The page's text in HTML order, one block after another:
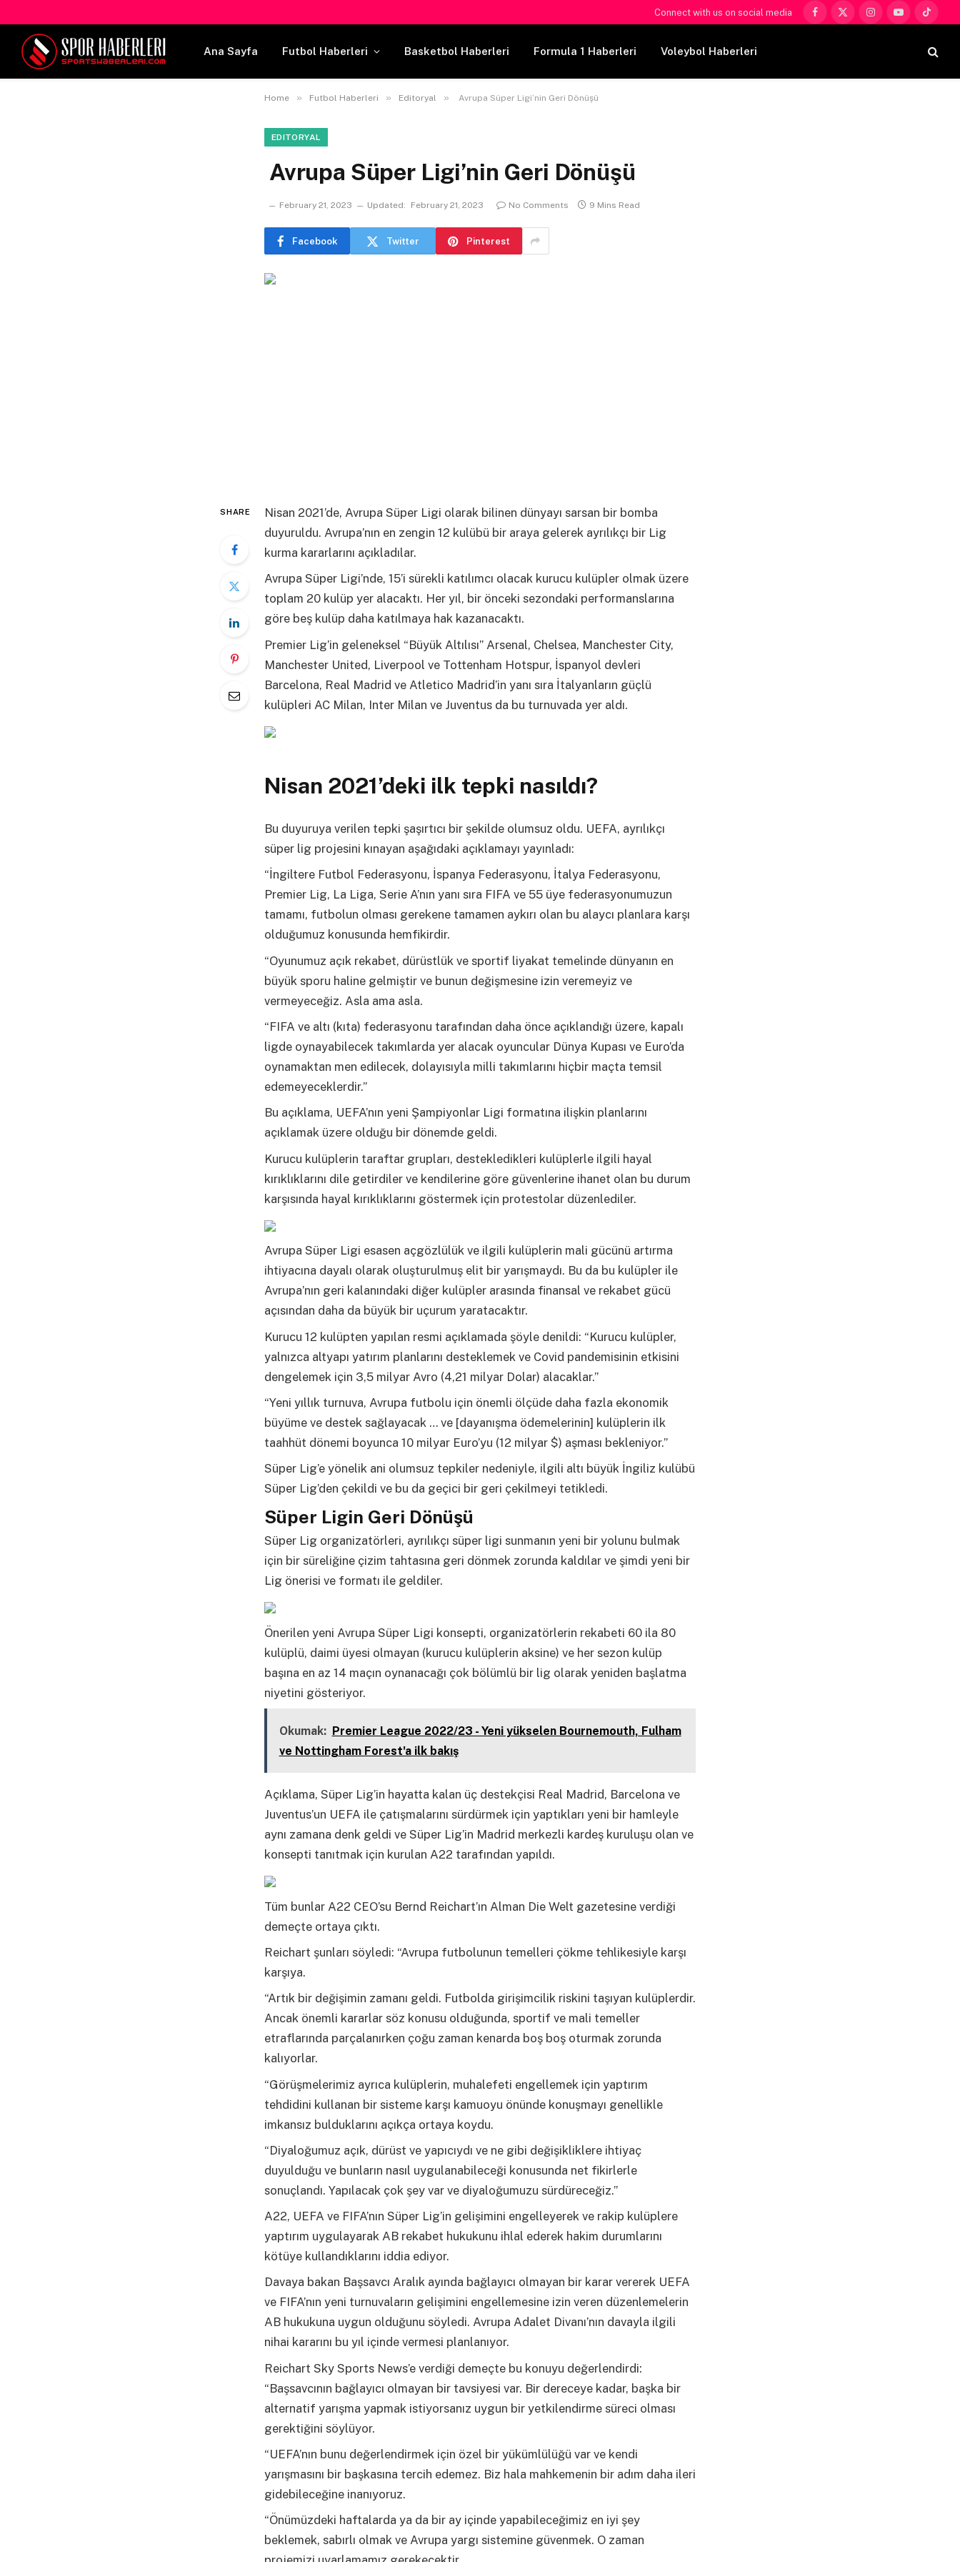
Connect with us on social media
Facebook
X
InstagramYouTubeTikTok
Ana Sayfa Futbol Haberleri Basketbol Haberleri Formula 1 Haberleri Voleybol Haberleri
Home » Futbol Haberleri » Editoryal » Avrupa Süper Ligi’nin Geri Dönüşü
EDITORYAL
Avrupa Süper Ligi’nin Geri Dönüşü
February 21, 2023 Updated: February 21, 2023 No Comments 9 Mins Read
Facebook Twitter Pinterest
SHARE
Nisan 2021’de, Avrupa Süper Ligi olarak bilinen dünyayı sarsan bir bomba
duyuruldu. Avrupa’nın en zengin 12 kulübü bir araya gelerek ayrılıkçı bir Lig
kurma kararlarını açıkladılar.
Avrupa Süper Ligi’nde, 15’i sürekli katılımcı olacak kurucu kulüpler olmak üzere
toplam 20 kulüp yer alacaktı. Her yıl, bir önceki sezondaki performanslarına
göre beş kulüp daha katılmaya hak kazanacaktı.
Premier Lig’in geleneksel “Büyük Altılısı” Arsenal, Chelsea, Manchester City,
Manchester United, Liverpool ve Tottenham Hotspur, İspanyol devleri
Barcelona, Real Madrid ve Atletico Madrid’in yanı sıra İtalyanların güçlü
kulüpleri AC Milan, Inter Milan ve Juventus da bu turnuvada yer aldı.
Nisan 2021’deki ilk tepki nasıldı?
Bu duyuruya verilen tepki şaşırtıcı bir şekilde olumsuz oldu. UEFA, ayrılıkçı
süper lig projesini kınayan aşağıdaki açıklamayı yayınladı:
“İngiltere Futbol Federasyonu, İspanya Federasyonu, İtalya Federasyonu,
Premier Lig, La Liga, Serie A’nın yanı sıra FIFA ve 55 üye federasyonumuzun
tamamı, futbolun olması gerekene tamamen aykırı olan bu alaycı planlara karşı
olduğumuz konusunda hemfikirdir.
“Oyunumuz açık rekabet, dürüstlük ve sportif liyakat temelinde dünyanın en
büyük sporu haline gelmiştir ve bunun değişmesine izin veremeyiz ve
vermeyeceğiz. Asla ama asla.
“FIFA ve altı (kıta) federasyonu tarafından daha önce açıklandığı üzere, kapalı
ligde oynayabilecek takımlarda yer alacak oyuncular Dünya Kupası ve Euro’da
oynamaktan men edilecek, dolayısıyla milli takımlarını hiçbir maçta temsil
edemeyeceklerdir.”
Bu açıklama, UEFA’nın yeni Şampiyonlar Ligi formatına ilişkin planlarını
açıklamak üzere olduğu bir dönemde geldi.
Kurucu kulüplerin taraftar grupları, destekledikleri kulüplerle ilgili hayal
kırıklıklarını dile getirdiler ve kendilerine göre güvenlerine ihanet olan bu durum
karşısında hayal kırıklıklarını göstermek için protestolar düzenlediler.
Avrupa Süper Ligi esasen açgözlülük ve ilgili kulüplerin mali gücünü artırma
ihtiyacına dayalı olarak oluşturulmuş elit bir yarışmaydı. Bu da bu kulüpler ile
Avrupa’nın geri kalanındaki diğer kulüpler arasında finansal ve rekabet gücü
açısından daha da büyük bir uçurum yaratacaktır.
Kurucu 12 kulüpten yapılan resmi açıklamada şöyle denildi: “Kurucu kulüpler,
yalnızca altyapı yatırım planlarını desteklemek ve Covid pandemisinin etkisini
dengelemek için 3,5 milyar Avro (4,21 milyar Dolar) alacaklar.”
“Yeni yıllık turnuva, Avrupa futbolu için önemli ölçüde daha fazla ekonomik
büyüme ve destek sağlayacak … ve [dayanışma ödemelerinin] kulüplerin ilk
taahhüt dönemi boyunca 10 milyar Euro’yu (12 milyar $) aşması bekleniyor.”
Süper Lig’e yönelik ani olumsuz tepkiler nedeniyle, ilgili altı büyük İngiliz kulübü
Süper Lig’den çekildi ve bu da geçici bir geri çekilmeyi tetikledi.
Süper Ligin Geri Dönüşü
Süper Lig organizatörleri, ayrılıkçı süper ligi sunmanın yeni bir yolunu bulmak
için bir süreliğine çizim tahtasına geri dönmek zorunda kaldılar ve şimdi yeni bir
Lig önerisi ve formatı ile geldiler.
Önerilen yeni Avrupa Süper Ligi konsepti, organizatörlerin rekabeti 60 ila 80
kulüplü, daimi üyesi olmayan (kurucu kulüplerin aksine) ve her sezon kulüp
başına en az 14 maçın oynanacağı çok bölümlü bir lig olarak yeniden başlatma
niyetini gösteriyor.
Okumak: Premier League 2022/23 - Yeni yükselen Bournemouth, Fulham
ve Nottingham Forest'a ilk bakış
Açıklama, Süper Lig’in hayatta kalan üç destekçisi Real Madrid, Barcelona ve
Juventus’un UEFA ile çatışmalarını sürdürmek için yaptıkları yeni bir hamleyle
aynı zamana denk geldi ve Süper Lig’in Madrid merkezli kardeş kuruluşu olan ve
konsepti tanıtmak için kurulan A22 tarafından yapıldı.
Tüm bunlar A22 CEO’su Bernd Reichart’ın Alman Die Welt gazetesine verdiği
demeçte ortaya çıktı.
Reichart şunları söyledi: “Avrupa futbolunun temelleri çökme tehlikesiyle karşı
karşıya.
“Artık bir değişimin zamanı geldi. Futbolda girişimcilik riskini taşıyan kulüplerdir.
Ancak önemli kararlar söz konusu olduğunda, sportif ve mali temeller
etraflarında parçalanırken çoğu zaman kenarda boş boş oturmak zorunda
kalıyorlar.
“Görüşmelerimiz ayrıca kulüplerin, muhalefeti engellemek için yaptırım
tehdidini kullanan bir sisteme karşı kamuoyu önünde konuşmayı genellikle
imkansız bulduklarını açıkça ortaya koydu.
“Diyaloğumuz açık, dürüst ve yapıcıydı ve ne gibi değişikliklere ihtiyaç
duyulduğu ve bunların nasıl uygulanabileceği konusunda net fikirlerle
sonuçlandı. Yapılacak çok şey var ve diyaloğumuzu sürdüreceğiz.”
A22, UEFA ve FIFA’nın Süper Lig’in gelişimini engelleyerek ve rakip kulüplere
yaptırım uygulayarak AB rekabet hukukunu ihlal ederek hakim durumlarını
kötüye kullandıklarını iddia ediyor.
Davaya bakan Başsavcı Aralık ayında bağlayıcı olmayan bir karar vererek UEFA
ve FIFA’nın yeni turnuvaların gelişimini engellemesine izin veren düzenlemelerin
AB hukukuna uygun olduğunu söyledi. Avrupa Adalet Divanı’nın davayla ilgili
nihai kararını bu yıl içinde vermesi planlanıyor.
Reichart Sky Sports News’e verdiği demeçte bu konuyu değerlendirdi:
“Başsavcının bağlayıcı olmayan bir tavsiyesi var. Bir dereceye kadar, başka bir
alternatif yarışma yapmak istiyorsanız uygun bir yetkilendirme süreci olması
gerektiğini söylüyor.
“UEFA’nın bunu değerlendirmek için özel bir yükümlülüğü var ve kendi
yarışmasını bir başkasına tercih edemez. Biz hala mahkemenin bir adım daha ileri
gidebileceğine inanıyoruz.
“Önümüzdeki haftalarda ya da bir ay içinde yapabileceğimiz en iyi şey
beklemek, sabırlı olmak ve Avrupa yargı sistemine güvenmek. O zaman